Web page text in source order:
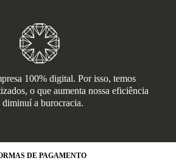
100% digital. Por isso, temos
o que aumenta nossa eficiência
diminuí a burocracia.
DE PAGAMENTO